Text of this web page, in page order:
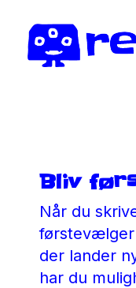
Bliv
Når du
førstevælger
der lander
har du